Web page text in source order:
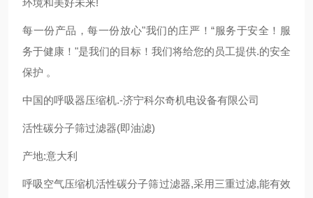
环境和美好未来!
每一份产品，每一份放心"我们的庄严！“服务于安全！服
务于健康！"是我们的目标！我们将给您的员工提供.的安全
保护 。
中国的呼吸器压缩机.-济宁科尔奇机电设备有限公司
活性碳分子筛过滤器(即油滤)
产地:意大利
呼吸空气压缩机活性碳分子筛过滤器,采用三重过滤,能有效